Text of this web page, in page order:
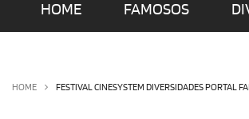
HOME FAMOSOS
HOME FESTIVAL CINESYSTEM DIVERSIDADES PORTAL